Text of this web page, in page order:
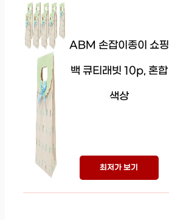
ABM 손잡이종이 쇼핑
백 큐티래빗 10p, 혼합
색상
최저가 보기